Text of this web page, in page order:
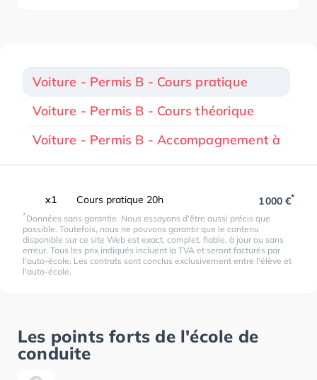
Voiture - Permis B - Cours pratique
Voiture - Permis B - Cours théorique
Voiture - Permis B - Accompagnement à
x1 Cours pratique 20h 1 000 €*
*Données sans garantie. Nous essayons d'être aussi précis que
possible. Toutefois, nous ne pouvons garantir que le contenu
disponible sur ce site Web est exact, complet, fiable, à jour ou sans
erreur. Tous les prix indiqués incluent la TVA et seront facturés par
l'auto-école. Les contrats sont conclus exclusivement entre l'élève et
l'auto-école.
Les points forts de l'école de
conduite